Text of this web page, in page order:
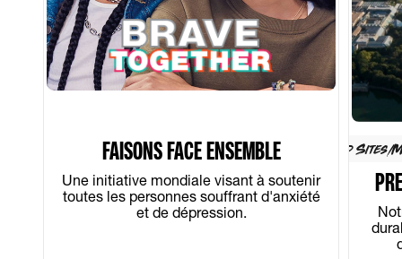
FAISONS FACE ENSEMBLE
Une initiative mondiale visant à soutenir
toutes les personnes souffrant d'anxiété
et de dépression.
/Project/Loreal/Brand Sites/